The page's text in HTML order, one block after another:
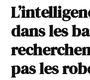
dans les
pas les